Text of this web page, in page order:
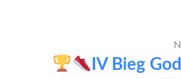
IV Bieg